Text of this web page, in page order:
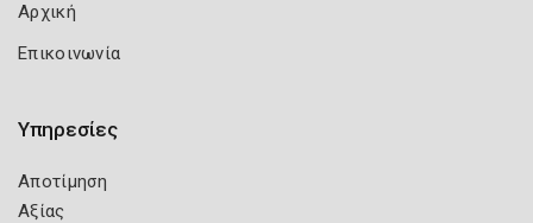
Αρχική
Επικοινωνία
Υπηρεσίες
Αποτίμηση
Αξίας